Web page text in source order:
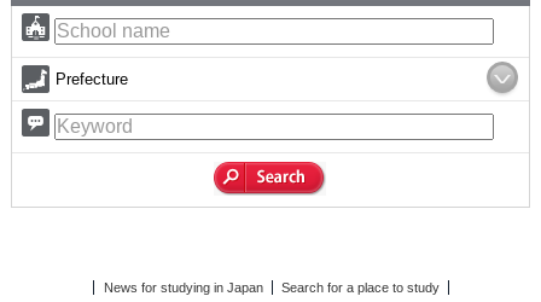
Prefecture
News for studying in Japan
Search for a place to study